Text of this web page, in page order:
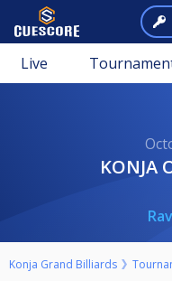
Live
KONJA
Konja Grand Billiards